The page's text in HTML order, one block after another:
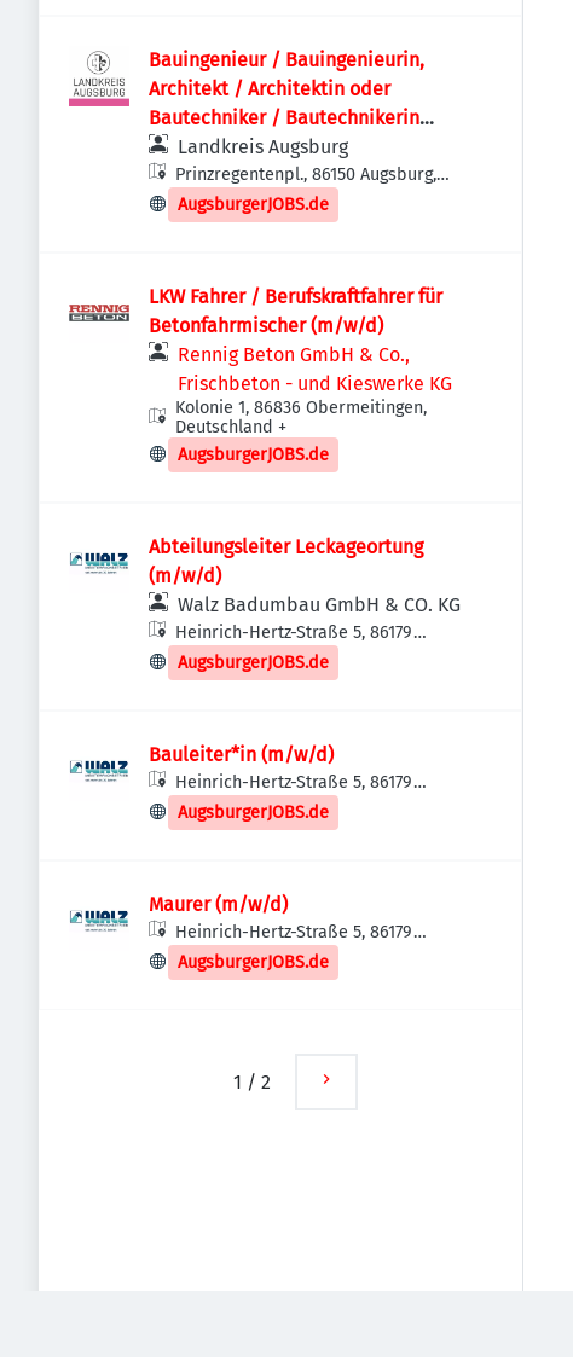
Bauingenieur / Bauingenieurin,
Architekt / Architektin oder
Bautechniker / Bautechnikerin
(m/w/d)
Landkreis Augsburg
Prinzregentenpl., 86150 Augsburg,
Deutschland
AugsburgerJOBS.de
LKW Fahrer / Berufskraftfahrer für
Betonfahrmischer (m/w/d)
Rennig Beton GmbH & Co.,
Frischbeton - und Kieswerke KG
Kolonie 1, 86836 Obermeitingen,
Deutschland +
AugsburgerJOBS.de
Abteilungsleiter Leckageortung
(m/w/d)
Walz Badumbau GmbH & CO. KG
Heinrich-Hertz-Straße 5, 86179
Augsburg, Deutschland
AugsburgerJOBS.de
Bauleiter*in (m/w/d)
Heinrich-Hertz-Straße 5, 86179
Augsburg, Deutschland
AugsburgerJOBS.de
Maurer (m/w/d)
Heinrich-Hertz-Straße 5, 86179
Augsburg, Deutschland
AugsburgerJOBS.de
1 / 2